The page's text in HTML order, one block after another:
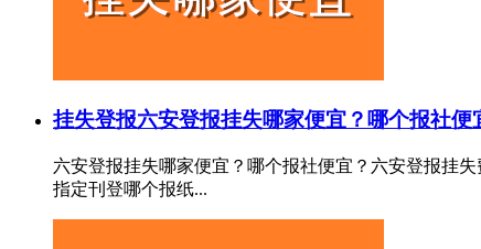
挂失登报六安登报挂失哪家便宜？哪个报社便
六安登报挂失哪家便宜？哪个报社便宜？六安登报挂
指定刊登哪个报纸...